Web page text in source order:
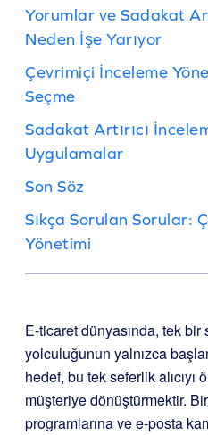
Yorumlar ve Sadakat
Neden İşe Yarıyor
Çevrimiçi İnceleme
Seçme
Sadakat Artırıcı
Uygulamalar
Son Söz
Sıkça Sorulan Sorular:
Yönetimi
E-ticaret dünyasında, tek
yolculuğunun yalnızca
hedef, bu tek seferlik alıcıyı
müşteriye dönüştürmektir.
programlarına ve e-posta